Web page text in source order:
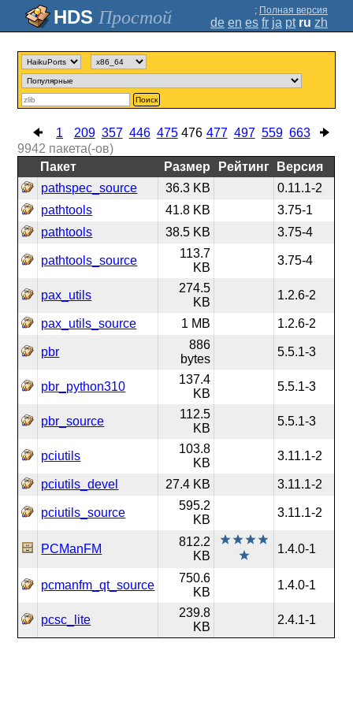
Простой ; Полная версия
de en es fr ja pt ru zh
Поиск
1 209 357 446 475 476 477 497 559 663
9942 пакета(-ов)
Пакет
Размер Рейтинг
Версия
pathspec_source
36.3 KB
0.11.1-2
pathtools
41.8 KB
3.75-1
pathtools
38.5 KB 3.75-4
pathtools_source
113.7
KB
3.75-4
pax_utils
274.5
KB
1.2.6-2
pax_utils_source 1 MB 1.2.6-2
pbr
886
bytes
5.5.1-3
pbr_python310
137.4
KB
5.5.1-3
pbr_source
112.5
KB
5.5.1-3
pciutils
103.8
KB
3.11.1-2
pciutils_devel 27.4 KB 3.11.1-2
pciutils_source
595.2
KB
3.11.1-2
PCManFM
812.2
KB
1.4.0-1
pcmanfm_qt_source
750.6
KB
1.4.0-1
pcsc_lite
239.8
KB
2.4.1-1